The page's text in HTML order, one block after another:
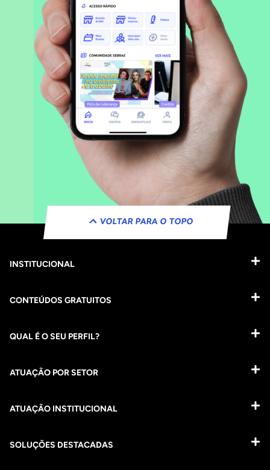
VOLTAR PARA O TOPO
INSTITUCIONAL
CONTEÚDOS GRATUITOS
QUAL É O SEU PERFIL?
ATUAÇÃO POR SETOR
ATUAÇÃO INSTITUCIONAL
SOLUÇÕES DESTACADAS